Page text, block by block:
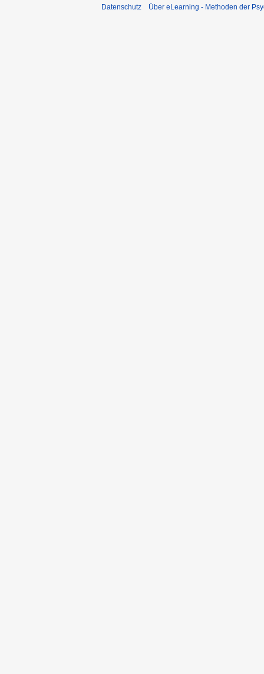
Datenschutz Über eLearning - Methoden der